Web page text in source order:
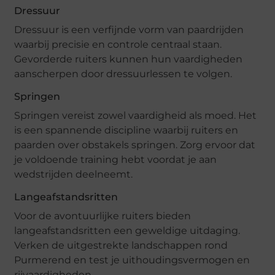
Dressuur
Dressuur is een verfijnde vorm van paardrijden
waarbij precisie en controle centraal staan.
Gevorderde ruiters kunnen hun vaardigheden
aanscherpen door dressuurlessen te volgen.
Springen
Springen vereist zowel vaardigheid als moed. Het
is een spannende discipline waarbij ruiters en
paarden over obstakels springen. Zorg ervoor dat
je voldoende training hebt voordat je aan
wedstrijden deelneemt.
Langeafstandsritten
Voor de avontuurlijke ruiters bieden
langeafstandsritten een geweldige uitdaging.
Verken de uitgestrekte landschappen rond
Purmerend en test je uithoudingsvermogen en